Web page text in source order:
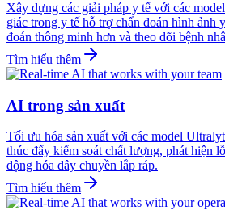
Xây dựng các giải pháp y tế với các
giác trong y tế hỗ trợ chẩn đoán hình ảnh
đoán thông minh hơn và theo dõi bệnh
Tìm hiểu thêm
AI trong sản xuất
Tối ưu hóa sản xuất với các model
thúc đẩy kiểm soát chất lượng, phát hiện
động hóa dây chuyền lắp ráp.
Tìm hiểu thêm